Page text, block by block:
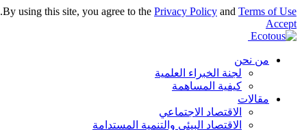
By using this site, you agree to the Privacy Policy and Terms of Use
.
Accept
من نحن
لجنة الخبراء العلمية
كيفية المساهمة
مقالات
الاقتصاد الاجتماعي
الاقتصاد البيئي والتنمية المستدامة